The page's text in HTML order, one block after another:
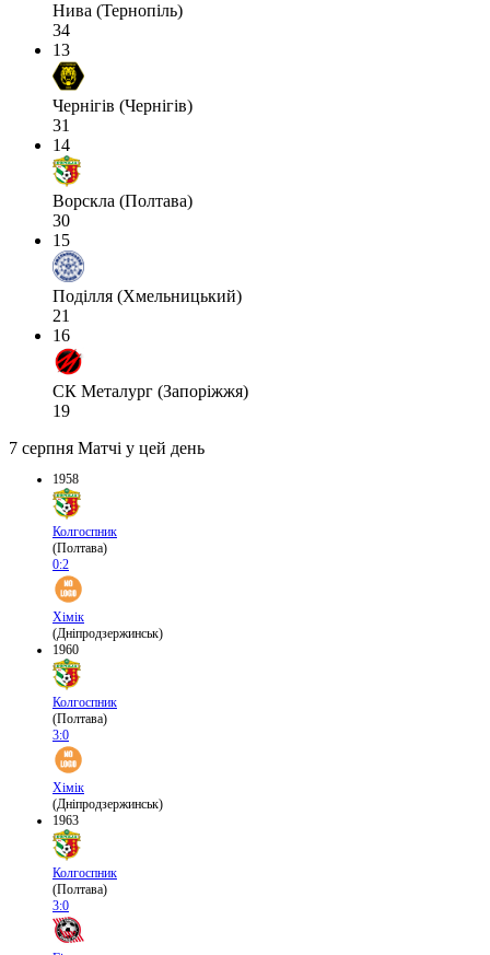
Нива (Тернопіль)
34
13
Чернігів (Чернігів)
31
14
Ворскла (Полтава)
30
15
Поділля (Хмельницький)
21
16
СК Металург (Запоріжжя)
19
7 серпня Матчі у цей день
1958
Колгоспник
(Полтава)
0:2
Хімік
(Дніпродзержинськ)
1960
Колгоспник
(Полтава)
3:0
Хімік
(Дніпродзержинськ)
1963
Колгоспник
(Полтава)
3:0